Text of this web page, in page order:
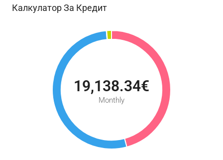
Калкулатор За Кредит
19,138.34€
Monthly